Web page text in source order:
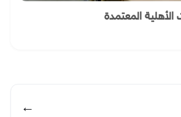
الأهلية المعتمدة
←